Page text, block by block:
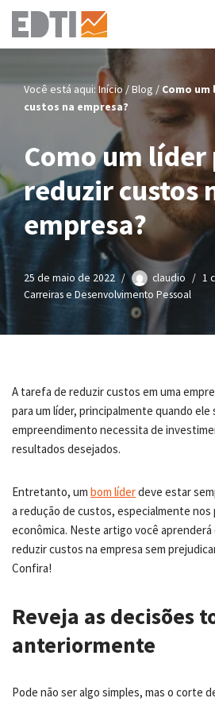
Pular
o
conteúdo
Você está aqui: Início /Blog / Como
custos na empresa?
Como um líder
reduzir custos
empresa?
25 de maio de 2022 claudio
1
Carreiras e Desenvolvimento Pessoal
A tarefa de reduzir custos em uma
para um líder, principalmente quando ele
empreendimento necessita de
resultados desejados.
Entretanto, um bom líderdeve estar
a redução de custos, especialmente nos
econômica. Neste artigo você aprenderá
reduzir custos na empresa sem
Confira!
Reveja as decisões
anteriormente
Pode não ser algo simples, mas o corte